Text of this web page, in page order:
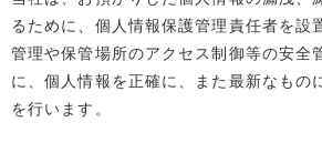
るために、個人情報保護管理責任者を設
管理や保管場所のアクセス制御等の安全
に、個人情報を正確に、また最新なもの
を行います。